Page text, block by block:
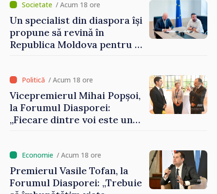
/ Acum 18 ore
Un specialist din diaspora își
propune să revină în
Republica Moldova pentru a
/ Acum 18 ore
Vicepremierul Mihai Popșoi,
la Forumul Diasporei:
„Fiecare dintre voi este un
imaginii Republicii Moldova”
/ Acum 18 ore
Premierul Vasile Tofan, la
Forumul Diasporei: „Trebuie